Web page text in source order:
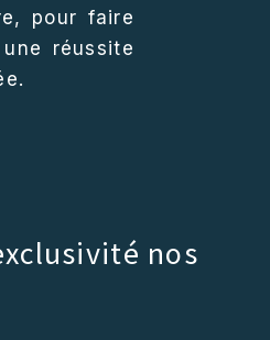
pour faire
réussite
nos